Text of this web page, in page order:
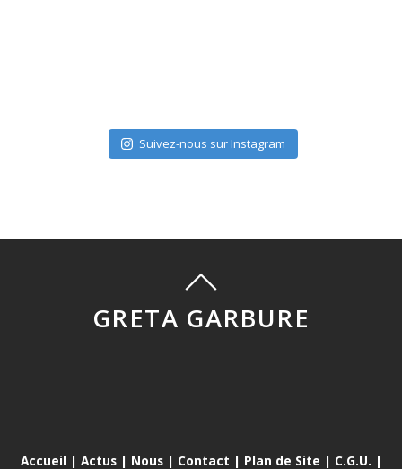
Suivez-nous sur Instagram
GRETA GARBURE
Accueil | Actus| Nous| Contact | Plan de Site | C.G.U. |